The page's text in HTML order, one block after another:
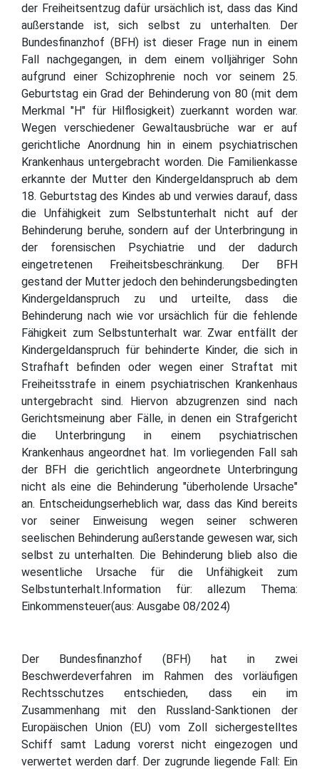
der Freiheitsentzug dafür ursächlich ist, dass das Kind
außerstande ist, sich selbst zu unterhalten. Der
Bundesfinanzhof (BFH) ist dieser Frage nun in einem
Fall nachgegangen, in dem einem volljähriger Sohn
aufgrund einer Schizophrenie noch vor seinem 25.
Geburtstag ein Grad der Behinderung von 80 (mit dem
Merkmal "H" für Hilflosigkeit) zuerkannt worden war.
Wegen verschiedener Gewaltausbrüche war er auf
gerichtliche Anordnung hin in einem psychiatrischen
Krankenhaus untergebracht worden. Die Familienkasse
erkannte der Mutter den Kindergeldanspruch ab dem
18. Geburtstag des Kindes ab und verwies darauf, dass
die Unfähigkeit zum Selbstunterhalt nicht auf der
Behinderung beruhe, sondern auf der Unterbringung in
der forensischen Psychiatrie und der dadurch
eingetretenen Freiheitsbeschränkung. Der BFH
gestand der Mutter jedoch den behinderungsbedingten
Kindergeldanspruch zu und urteilte, dass die
Behinderung nach wie vor ursächlich für die fehlende
Fähigkeit zum Selbstunterhalt war. Zwar entfällt der
Kindergeldanspruch für behinderte Kinder, die sich in
Strafhaft befinden oder wegen einer Straftat mit
Freiheitsstrafe in einem psychiatrischen Krankenhaus
untergebracht sind. Hiervon abzugrenzen sind nach
Gerichtsmeinung aber Fälle, in denen ein Strafgericht
die Unterbringung in einem psychiatrischen
Krankenhaus angeordnet hat. Im vorliegenden Fall sah
der BFH die gerichtlich angeordnete Unterbringung
nicht als eine die Behinderung "überholende Ursache"
an. Entscheidungserheblich war, dass das Kind bereits
vor seiner Einweisung wegen seiner schweren
seelischen Behinderung außerstande gewesen war, sich
selbst zu unterhalten. Die Behinderung blieb also die
wesentliche Ursache für die Unfähigkeit zum
Selbstunterhalt.Information für: allezum Thema:
Einkommensteuer(aus: Ausgabe 08/2024)
Der Bundesfinanzhof (BFH) hat in zwei
Beschwerdeverfahren im Rahmen des vorläufigen
Rechtsschutzes entschieden, dass ein im
Zusammenhang mit den Russland-Sanktionen der
Europäischen Union (EU) vom Zoll sichergestelltes
Schiff samt Ladung vorerst nicht eingezogen und
verwertet werden darf. Der zugrunde liegende Fall: Ein